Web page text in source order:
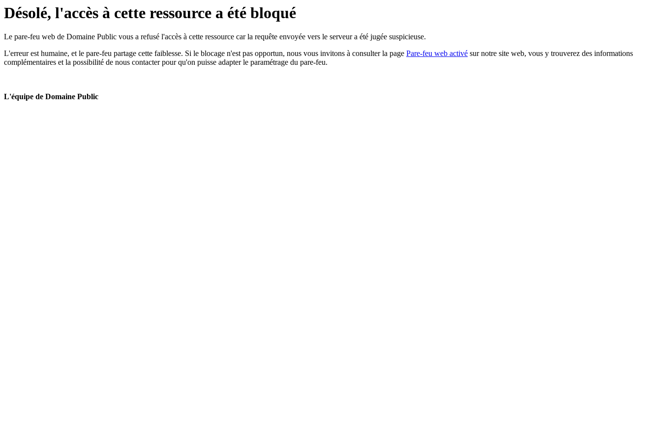
Désolé, l'accès à cette ressource a été bloqué
Le pare-feu web de Domaine Public vous a refusé l'accès à cette ressource car la requête envoyée vers le serveur a été jugée suspicieuse.
L'erreur est humaine, et le pare-feu partage cette faiblesse. Si le blocage n'est pas opportun, nous vous invitons à consulter la page Pare-feu web activé sur notre site web, vous y trouverez des informations
complémentaires et la possibilité de nous contacter pour qu'on puisse adapter le paramétrage du pare-feu.
L'équipe de Domaine Public